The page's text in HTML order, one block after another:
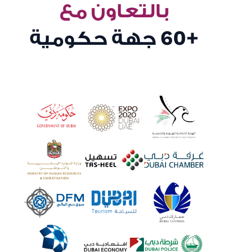
بالتعاون مع
+60 جهة حكومية